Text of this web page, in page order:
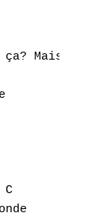
Mais